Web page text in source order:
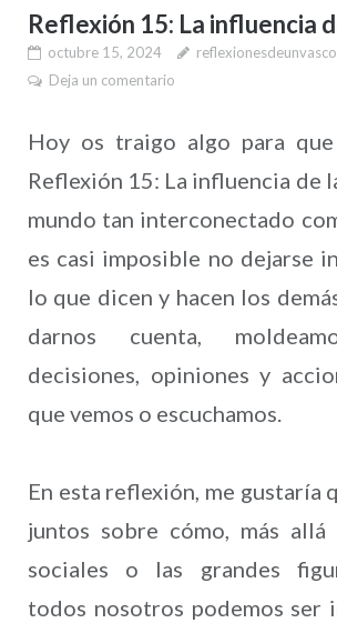
Reflexión 15: La influencia
octubre 15, 2024
reflexionesdeunvasco
Deja un comentario
Hoy os traigo algo para
Reflexión 15: La influencia de
mundo tan interconectado
es casi imposible no dejarse
lo que dicen y hacen los
darnos cuenta,
decisiones, opiniones y
que vemos o escuchamos.
En esta reflexión, me gustaría
juntos sobre cómo, más
sociales o las grandes
todos nosotros podemos ser